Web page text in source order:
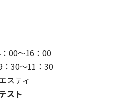
めに
00～16：00
～11：30
スティ
スト